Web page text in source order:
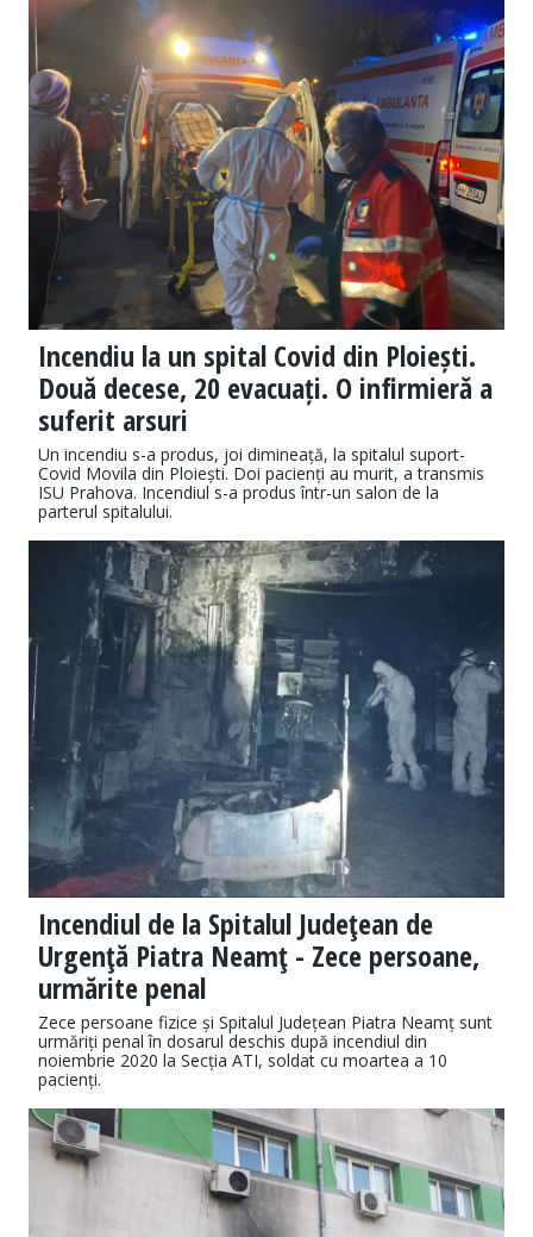
Incendiu la un spital Covid din Ploiești.
Două decese, 20 evacuați. O infirmieră a
suferit arsuri
Un incendiu s-a produs, joi dimineață, la spitalul suport-
Covid Movila din Ploiești. Doi pacienți au murit, a transmis
ISU Prahova. Incendiul s-a produs într-un salon de la
parterul spitalului.
Incendiul de la Spitalul Judeţean de
Urgenţă Piatra Neamţ - Zece persoane,
urmărite penal
Zece persoane fizice și Spitalul Județean Piatra Neamț sunt
urmăriți penal în dosarul deschis după incendiul din
noiembrie 2020 la Secția ATI, soldat cu moartea a 10
pacienți.